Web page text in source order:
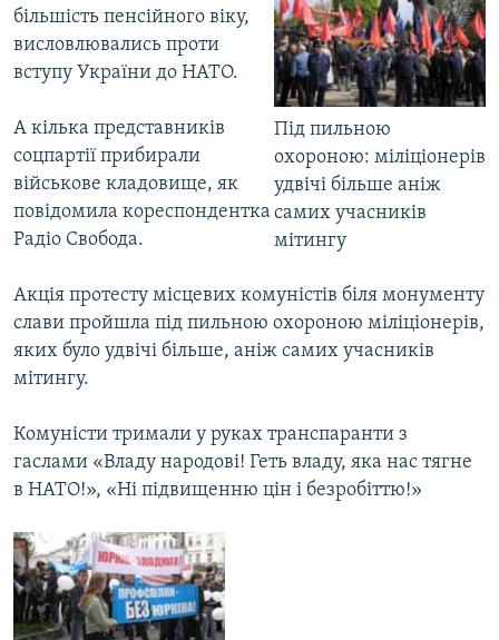
Під пильною
охороною: міліціонерів
удвічі більше аніж
самих учасників
мітингу
більшість пенсійного віку,
висловлювались проти
вступу України до НАТО.
А кілька представників
соцпартії прибирали
військове кладовище, як
повідомила кореспондентка
Радіо Свобода.
Акція протесту місцевих комуністів біля монументу
слави пройшла під пильною охороною міліціонерів,
яких було удвічі більше, аніж самих учасників
мітингу.
Комуністи тримали у руках транспаранти з
гаслами «Владу народові! Геть владу, яка нас тягне
в НАТО!», «Ні підвищенню цін і безробіттю!»